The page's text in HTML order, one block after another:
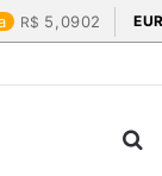
5,0902
pena